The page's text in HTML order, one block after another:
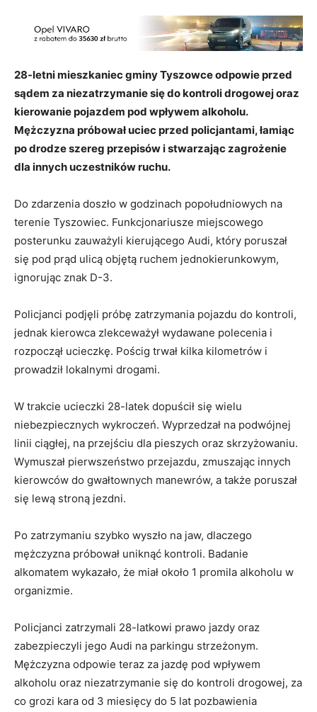
28-letni mieszkaniec gminy Tyszowce odpowie przed
sądem za niezatrzymanie się do kontroli drogowej oraz
kierowanie pojazdem pod wpływem alkoholu.
Mężczyzna próbował uciec przed policjantami, łamiąc
po drodze szereg przepisów i stwarzając zagrożenie
dla innych uczestników ruchu.
Do zdarzenia doszło w godzinach popołudniowych na
terenie Tyszowiec. Funkcjonariusze miejscowego
posterunku zauważyli kierującego Audi, który poruszał
się pod prąd ulicą objętą ruchem jednokierunkowym,
ignorując znak D-3.
Policjanci podjęli próbę zatrzymania pojazdu do kontroli,
jednak kierowca zlekceważył wydawane polecenia i
rozpoczął ucieczkę. Pościg trwał kilka kilometrów i
prowadził lokalnymi drogami.
W trakcie ucieczki 28-latek dopuścił się wielu
niebezpiecznych wykroczeń. Wyprzedzał na podwójnej
linii ciągłej, na przejściu dla pieszych oraz skrzyżowaniu.
Wymuszał pierwszeństwo przejazdu, zmuszając innych
kierowców do gwałtownych manewrów, a także poruszał
się lewą stroną jezdni.
Po zatrzymaniu szybko wyszło na jaw, dlaczego
mężczyzna próbował uniknąć kontroli. Badanie
alkomatem wykazało, że miał około 1 promila alkoholu w
organizmie.
Policjanci zatrzymali 28-latkowi prawo jazdy oraz
zabezpieczyli jego Audi na parkingu strzeżonym.
Mężczyzna odpowie teraz za jazdę pod wpływem
alkoholu oraz niezatrzymanie się do kontroli drogowej, za
co grozi kara od 3 miesięcy do 5 lat pozbawienia